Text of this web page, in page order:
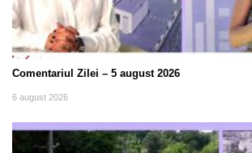
Comentariul Zilei – 5 august 2026
6 august 2026